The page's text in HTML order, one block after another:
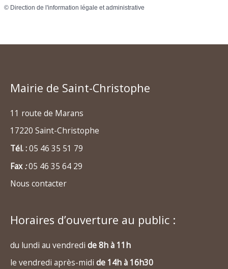
© Direction de l'information légale et administrative
Mairie de Saint-Christophe
11 route de Marans
17220 Saint-Christophe
Tél. :05 46 35 51 79
Fax:05 46 35 64 29
Nous contacter
Horaires d’ouverture au public :
du lundi au vendredi de 8h à 11h
le vendredi après-midi de 14h à 16h30